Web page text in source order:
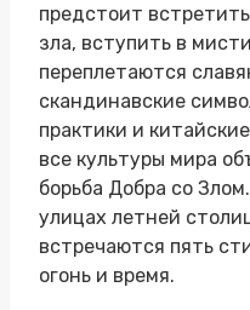
предстоит
зла, вступить в
переплетаются
скандинавские
практики и
все культуры мира
борьба Добра со
улицах летней
встречаются пять
огонь и время.